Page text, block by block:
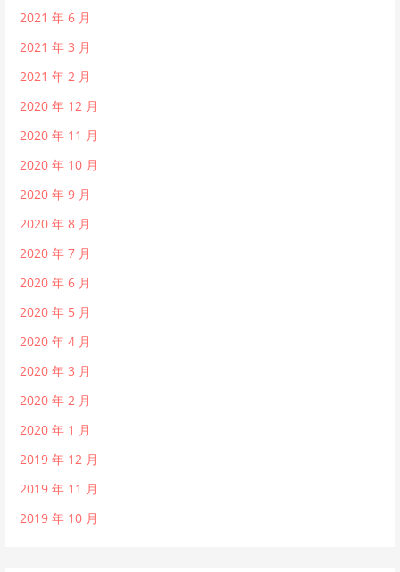
2021 年 6 月
2021 年 3 月
2021 年 2 月
2020 年 12 月
2020 年 11 月
2020 年 10 月
2020 年 9 月
2020 年 8 月
2020 年 7 月
2020 年 6 月
2020 年 5 月
2020 年 4 月
2020 年 3 月
2020 年 2 月
2020 年 1 月
2019 年 12 月
2019 年 11 月
2019 年 10 月